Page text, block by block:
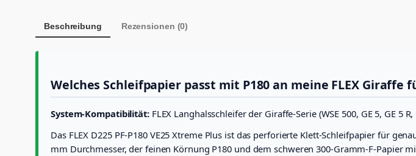
P
u
M
Beschreibung Rezensionen (0)
Welches Schleifpapier passt mit P180 an meine FLEX Giraffe
System-Kompatibilität:FLEX Langhalsschleifer der Giraffe-Serie (WSE 500, GE 5, GE 5
Das FLEX D225 PF-P180 VE25 Xtreme Plus ist das perforierte Klett-Schleifpapier für
mm Durchmesser, der feinen Körnung P180 und dem schweren 300-Gramm-F-Papier